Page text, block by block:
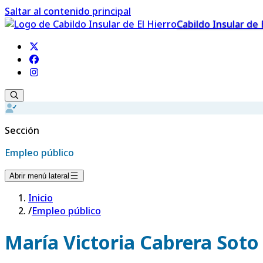
Saltar al contenido principal
Cabildo Insular de
Sección
Empleo público
Abrir menú lateral
Inicio
/Empleo público
María Victoria Cabrera Soto